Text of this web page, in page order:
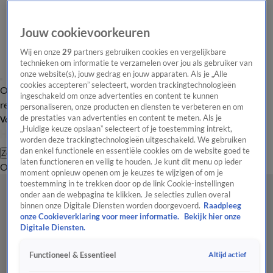
Overzicht Laatste nieuws Regionieuws Het beste van Hart
Tip de
redactie
Volg Hart van Nederland
Zoeken
OverzichtRegioUitzendingenWeerTip de redactiePanelVideo's
Jouw cookievoorkeuren
Wij en onze29 partners gebruiken cookies en vergelijkbare
technieken om informatie te verzamelen over jou als gebruiker van
onze website(s), jouw gedrag en jouw apparaten. Als je „Alle
cookies accepteren” selecteert, worden trackingtechnologieën
ingeschakeld om onze advertenties en content te kunnen
personaliseren, onze producten en diensten te verbeteren en om
de prestaties van advertenties en content te meten. Als je
„Huidige keuze opslaan” selecteert of je toestemming intrekt,
worden deze trackingtechnologieën uitgeschakeld. We gebruiken
dan enkel functionele en essentiële cookies om de website goed te
laten functioneren en veilig te houden. Je kunt dit menu op ieder
moment opnieuw openen om je keuzes te wijzigen of om je
toestemming in te trekken door op de link Cookie-instellingen
onder aan de webpagina te klikken. Je selecties zullen overal
binnen onze Digitale Diensten worden doorgevoerd. Raadpleeg
onze Cookieverklaring voor meer informatie.
Bekijk hier onze
Digitale Diensten.
Functioneel & Essentieel Altijd actief